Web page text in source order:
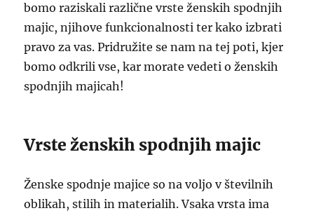
bomo raziskali različne vrste ženskih spodnjih
majic, njihove funkcionalnosti ter kako izbrati
pravo za vas. Pridružite se nam na tej poti, kjer
bomo odkrili vse, kar morate vedeti o ženskih
spodnjih majicah!
Vrste ženskih spodnjih majic
Ženske spodnje majice so na voljo v številnih
oblikah, stilih in materialih. Vsaka vrsta ima